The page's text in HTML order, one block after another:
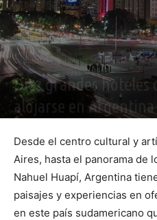
Inspiración Hoteles Destinos
Diez grandes hoteles
alojarse en Argentina
Desde el centro cultural y
Aires, hasta el panorama de
Nahuel Huapí, Argentina
paisajes y experiencias en
en este país sudamericano